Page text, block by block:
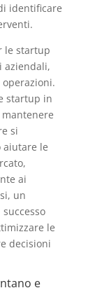
identificare
le startup
aziendali,
startup in
si
aiutare le
ai
un
le
decisioni
e